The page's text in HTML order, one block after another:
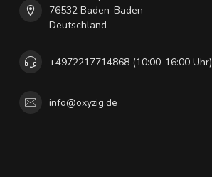
76532 Baden-Baden
Deutschland
+4972217714868 (10:00-16:00 Uhr)
info@oxyzig.de